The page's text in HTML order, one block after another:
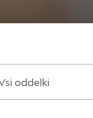
oddelki